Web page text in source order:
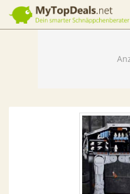
Dein smarter Schnäppchenberater